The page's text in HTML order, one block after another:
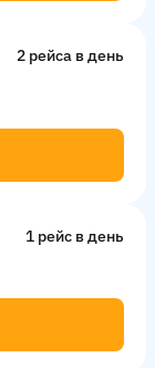
2 рейсa в день
1 рейс в день